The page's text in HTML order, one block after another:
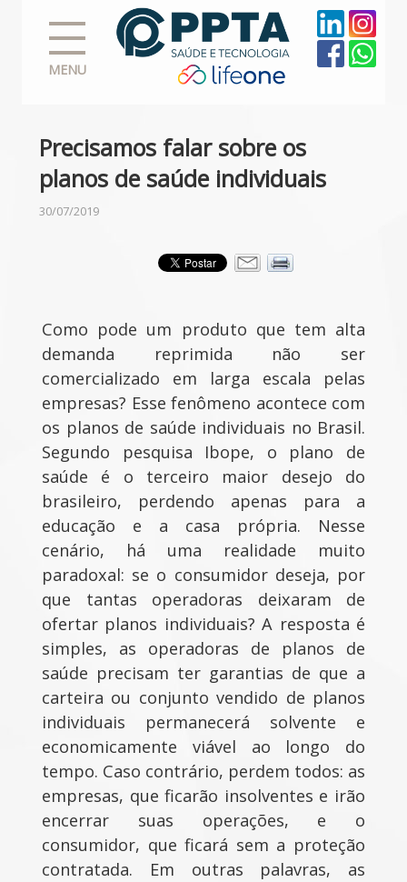
MENU
Precisamos falar sobre os
planos de saúde individuais
30/07/2019
Como pode um produto que tem alta
demanda reprimida não ser
comercializado em larga escala pelas
empresas? Esse fenômeno acontece com
os planos de saúde individuais no Brasil.
Segundo pesquisa Ibope, o plano de
saúde é o terceiro maior desejo do
brasileiro, perdendo apenas para a
educação e a casa própria. Nesse
cenário, há uma realidade muito
paradoxal: se o consumidor deseja, por
que tantas operadoras deixaram de
ofertar planos individuais? A resposta é
simples, as operadoras de planos de
saúde precisam ter garantias de que a
carteira ou conjunto vendido de planos
individuais permanecerá solvente e
economicamente viável ao longo do
tempo. Caso contrário, perdem todos: as
empresas, que ficarão insolventes e irão
encerrar suas operações, e o
consumidor, que ficará sem a proteção
contratada. Em outras palavras, as